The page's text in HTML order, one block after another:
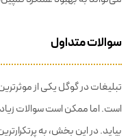
سوالات متداول
تبلیغات در گوگل یکی از
است. اما ممکن است سوالات
بیاید. در این بخش، به